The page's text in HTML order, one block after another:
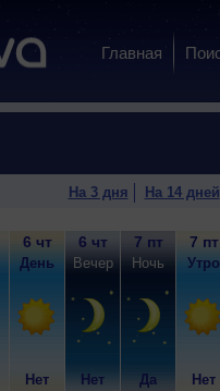
Главная
На 3 дня На 14 дней
6 чт
День
Нет
6 чт
Вечер
Нет
7 пт
Ночь
Да
7 пт
Утро
Нет